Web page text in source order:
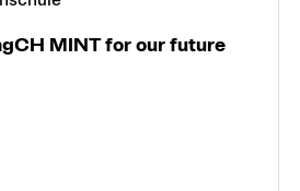
MINT for our fu­tu­re